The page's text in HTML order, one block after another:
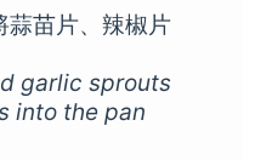
蒜苗片、辣椒片
garlic sprouts
into the pan